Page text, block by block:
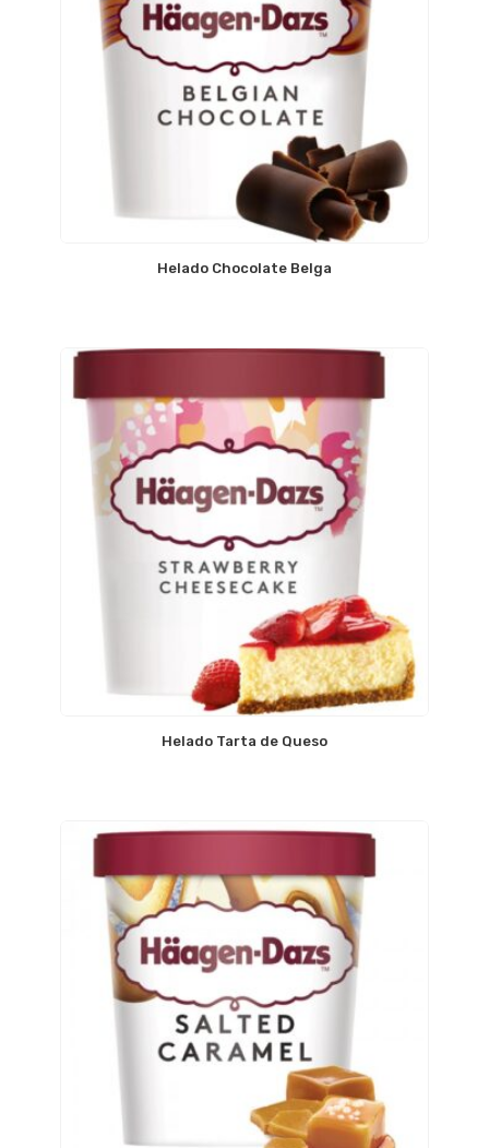
Helado Chocolate Belga
Helado Tarta de Queso